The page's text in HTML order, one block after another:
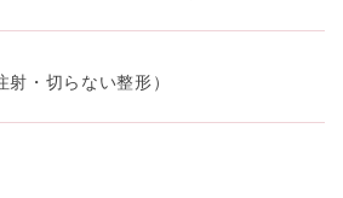
射・切らない整形）